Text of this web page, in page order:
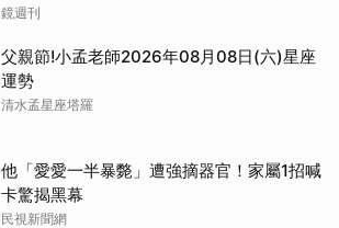
鏡週刊
父親節!小孟老師2026年08月08日(六)星座
運勢
清水孟星座塔羅
他「愛愛一半暴斃」遭強摘器官！家屬1招喊
卡驚揭黑幕
民視新聞網